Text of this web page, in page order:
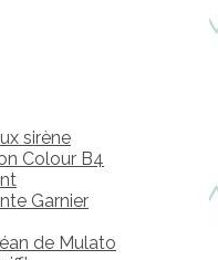
sirène
Colour B4
Garnier
de Mulato